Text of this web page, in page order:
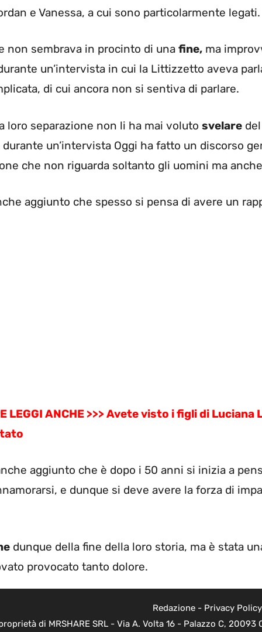
e Vanessa, a cui sono particolarmente legati.
non sembrava in procinto di una fine, ma
un’intervista in cui la Littizzetto aveva
di cui ancora non si sentiva di parlare.
loro separazione non li ha mai voluto svelare
un’intervista Oggi ha fatto un discorso
che non riguarda soltanto gli uomini ma
aggiunto che spesso si pensa di avere un
LEGGI ANCHE >>> Avete visto i figli di
aggiunto che è dopo i 50 anni si inizia a
e dunque si deve avere la forza di
dunque della fine della loro storia, ma è stata
provocato tanto dolore.
Redazione- Privacy Policy
di MRSHARE SRL - Via A. Volta 16 - Palazzo C,